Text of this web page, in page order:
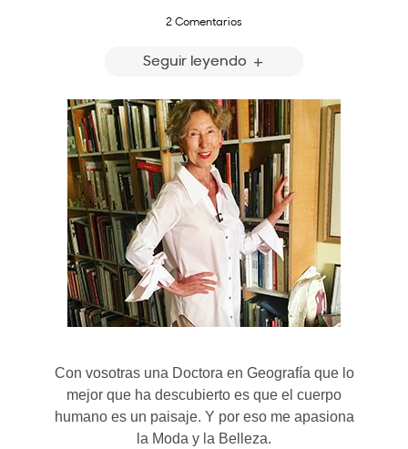
2 Comentarios
Seguir leyendo
Con vosotras una Doctora en Geografía que lo
mejor que ha descubierto es que el cuerpo
humano es un paisaje. Y por eso me apasiona
la Moda y la Belleza.